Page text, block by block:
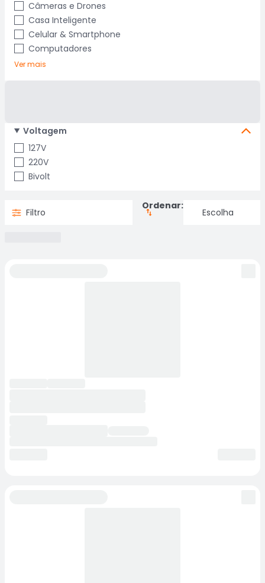
Câmeras e Drones
Casa Inteligente
Celular & Smartphone
Computadores
Ver mais
Voltagem
127V
220V
Bivolt
Filtro
Ordenar: